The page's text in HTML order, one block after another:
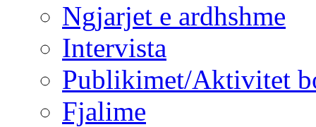
Ngjarjet e ardhshme
Intervista
Publikimet/Aktivitet
Fjalime